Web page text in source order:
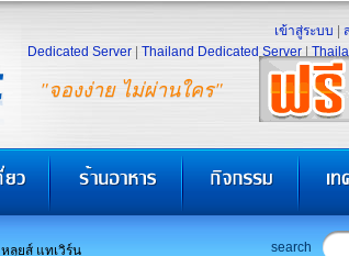
"จองง่าย ไม่ผ่านใคร"
เข้าสู่ระบบ
Dedicated Server
Thailand Dedicated Server
หลุยส์ แทเวิร์น search